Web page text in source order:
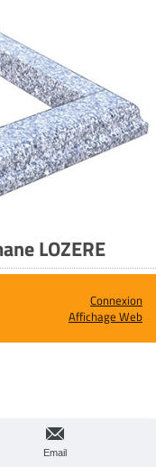
LOZERE
Connexion
Affichage Web
Email